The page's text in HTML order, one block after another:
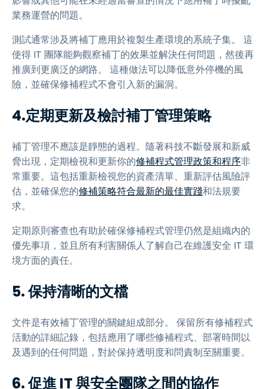
業務運營的問題。
測試通常涉及將補丁應用於複製生產環境的系統子集。 這
使得 IT 團隊能夠觀察補丁的效果並解決任何問題，然後再
推廣到更廣泛的網路。 這種做法可以降低意外停機的風
險，並確保修補程式不會引入新的漏洞。
4.定期更新及檢討補丁管理策略
補丁管理不應該是靜態的過程。隨著科技不斷發展和新威
脅出現，定期檢視和更新你的修補程式管理政策和程序非
常重要。這包括重新檢視您的資產清單、重新評估風險評
估，並確保您的修補策略符合最新的最佳實踐和法規要
求。
定期原則審查也有助於確保修補程式管理仍然是組織內的
優先事項，並且所有利害關係人了解自己在維護安全 IT 環
境方面的責任。
5. 保持清晰的文檔
文件是有效補丁管理的關鍵組成部分。 保留所有修補程式
活動的詳細記錄，包括應用了哪些修補程式、部署時間以
及遇到的任何問題，對於保持透明度和問責制至關重要。
6. 促進 IT 與安全團隊之間的協作